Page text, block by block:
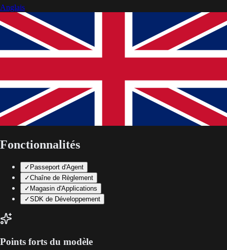
Anglais
Fonctionnalités
✓ Passeport d'Agent
✓Chaîne de Règlement
✓ Magasin d'Applications
✓SDK de Développement
Points forts du modèle